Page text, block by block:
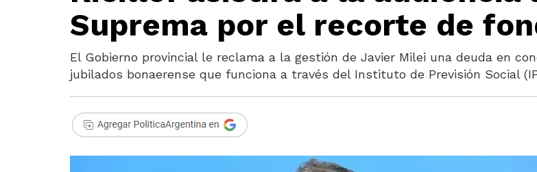
Suprema por el recorte de
El Gobierno provincial le reclama a la gestión de Javier Milei una deuda en
jubilados bonaerense que funciona a través del Instituto de Previsión Social